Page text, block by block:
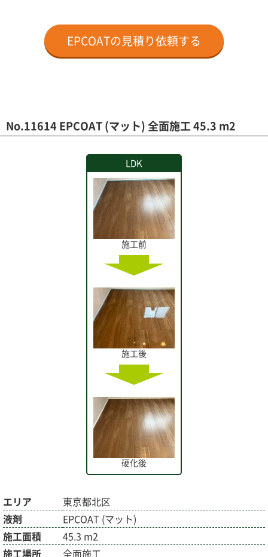
EPCOATの見積り依頼する
No.11614 EPCOAT (マット) 全面施工 45.3 m2
LDK
施工前
施工後
硬化後
エリア
東京都北区
液剤
EPCOAT (マット)
施工面積
45.3 m2
施工場所
全面施工